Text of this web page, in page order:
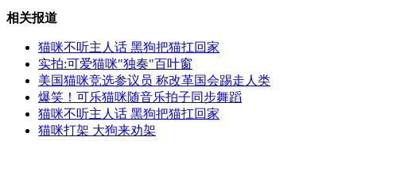
主人很有爱 自制“猫咪迷宫”
山西运城恶犬咬伤多人 警民合力深夜将其击毙
相关报道
猫咪不听主人话 黑狗把猫扛回家
实拍:可爱猫咪"独奏"百叶窗
美国猫咪竞选参议员 称改革国会踢走人类
爆笑！可乐猫咪随音乐拍子同步舞蹈
猫咪不听主人话 黑狗把猫扛回家
猫咪打架 大狗来劝架